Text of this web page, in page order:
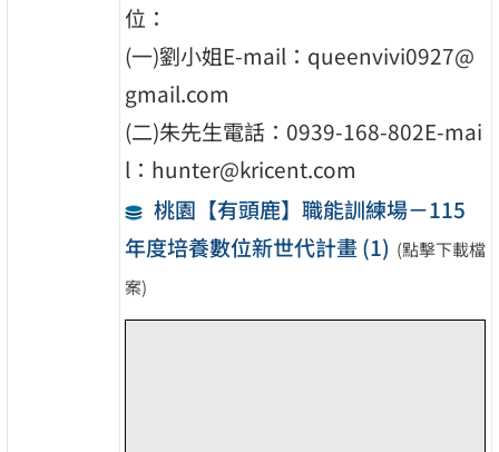
位：
(一)劉小姐E-mail：queenvivi0927@
gmail.com
(二)朱先生電話：0939-168-802E-mai
l：hunter@kricent.com
桃園【有頭鹿】職能訓練場－115
年度培養數位新世代計畫 (1) (點擊下載檔
案)